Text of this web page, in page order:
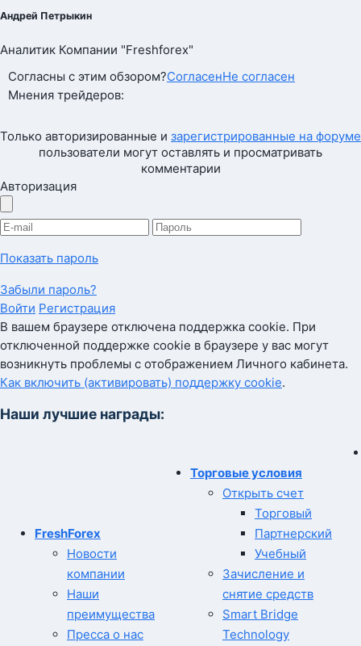
Андрей Петрыкин
Аналитик Компании "Freshforex"
Согласны с этим обзором?СогласенНе согласен
Мнения трейдеров:
Только авторизированные и зарегистрированные на форуме
пользователи могут оставлять и просматривать
комментарии
Авторизация
Показать пароль
Забыли пароль?
Войти Регистрация
В вашем браузере отключена поддержка cookie. При
отключенной поддержке cookie в браузере у вас могут
возникнуть проблемы с отображением Личного кабинета.
Как включить (активировать) поддержку cookie.
Наши лучшие награды:
FreshForex
Новости
компании
Наши
преимущества
Пресса о нас
Торговые условия
Открыть счет
Торговый
Партнерский
Учебный
Зачисление и
снятие средств
Smart Bridge
Technology